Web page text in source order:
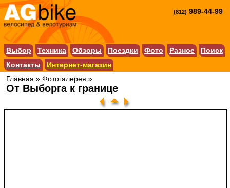
(812) 989-44-99
Выбор Техника Обзоры Поездки Фото Разное
Поиск
Контакты
Интернет-магазин
Главная » Фотогалерея »
От Выборга к границе